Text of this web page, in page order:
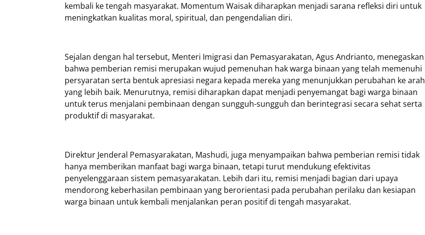
kembali ke tengah masyarakat. Momentum Waisak diharapkan menjadi sarana refleksi diri untuk
meningkatkan kualitas moral, spiritual, dan pengendalian diri.
Sejalan dengan hal tersebut, Menteri Imigrasi dan Pemasyarakatan, Agus Andrianto, menegaskan
bahwa pemberian remisi merupakan wujud pemenuhan hak warga binaan yang telah memenuhi
persyaratan serta bentuk apresiasi negara kepada mereka yang menunjukkan perubahan ke arah
yang lebih baik. Menurutnya, remisi diharapkan dapat menjadi penyemangat bagi warga binaan
untuk terus menjalani pembinaan dengan sungguh-sungguh dan berintegrasi secara sehat serta
produktif di masyarakat.
Direktur Jenderal Pemasyarakatan, Mashudi, juga menyampaikan bahwa pemberian remisi tidak
hanya memberikan manfaat bagi warga binaan, tetapi turut mendukung efektivitas
penyelenggaraan sistem pemasyarakatan. Lebih dari itu, remisi menjadi bagian dari upaya
mendorong keberhasilan pembinaan yang berorientasi pada perubahan perilaku dan kesiapan
warga binaan untuk kembali menjalankan peran positif di tengah masyarakat.